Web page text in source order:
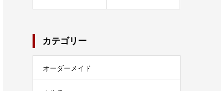
カテゴリー
オーダーメイド